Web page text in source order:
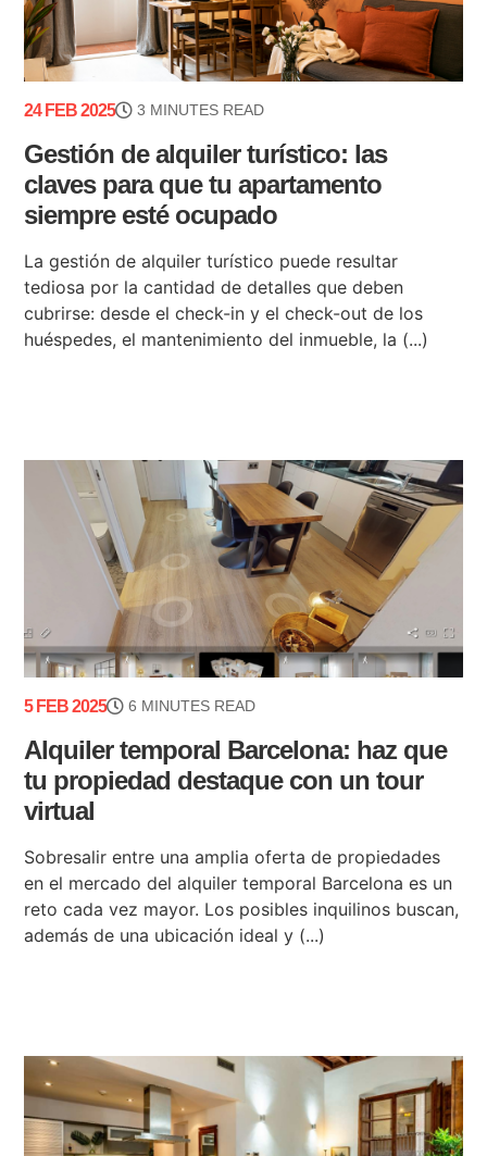
24 FEB 2025 3 MINUTES READ
Gestión de alquiler turístico: las
claves para que tu apartamento
siempre esté ocupado
La gestión de alquiler turístico puede resultar
tediosa por la cantidad de detalles que deben
cubrirse: desde el check-in y el check-out de los
huéspedes, el mantenimiento del inmueble, la (...)
5 FEB 2025 6 MINUTES READ
Alquiler temporal Barcelona: haz que
tu propiedad destaque con un tour
virtual
Sobresalir entre una amplia oferta de propiedades
en el mercado del alquiler temporal Barcelona es un
reto cada vez mayor. Los posibles inquilinos buscan,
además de una ubicación ideal y (...)